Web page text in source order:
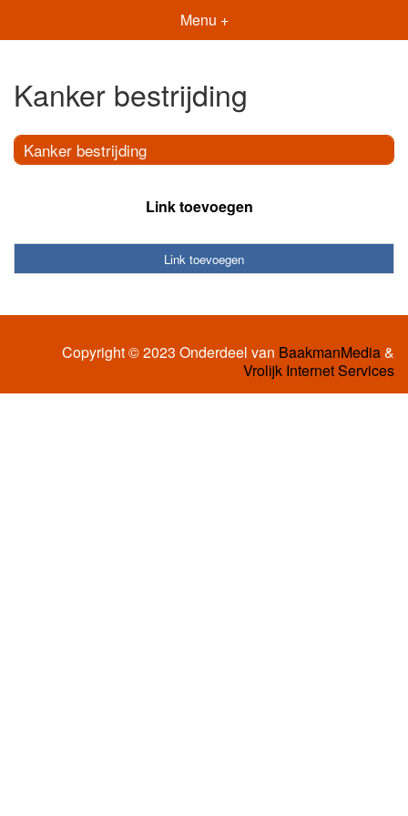
Menu +
Kanker bestrijding
Kanker bestrijding
Link toevoegen
Link toevoegen
Copyright © 2023 Onderdeel van BaakmanMedia&
Vrolijk Internet Services